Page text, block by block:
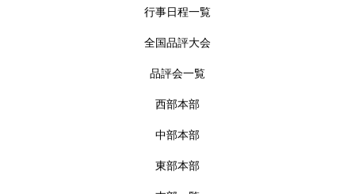
行事日程一覧
全国品評大会
品評会一覧
西部本部
中部本部
東部本部